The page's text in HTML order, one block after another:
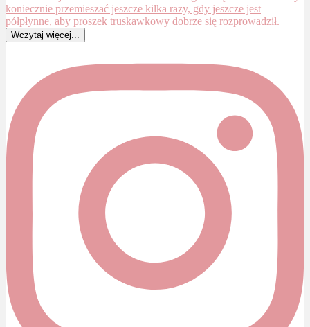
Wczytaj więcej...